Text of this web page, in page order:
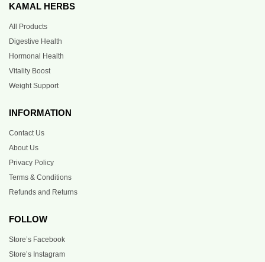
KAMAL HERBS
All Products
Digestive Health
Hormonal Health
Vitality Boost
Weight Support
INFORMATION
Contact Us
About Us
Privacy Policy
Terms & Conditions
Refunds and Returns
FOLLOW
Store’s Facebook
Store’s Instagram